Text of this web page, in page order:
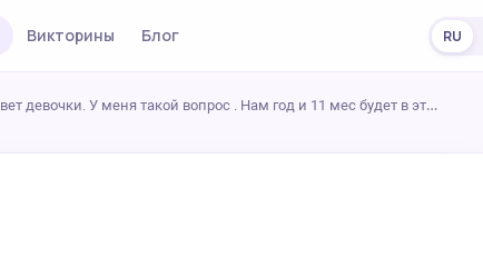
Викторины Блог RU
девочки. У меня такой вопрос . Нам год и 11 мес будет в эт…